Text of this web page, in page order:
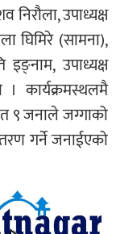
उपाध्यक्ष
घिमिरे (सामना),
इङ्नाम, उपाध्यक्ष
। कार्यक्रमस्थलमै
९ जनाले जग्गाको
गर्ने जनाईएको